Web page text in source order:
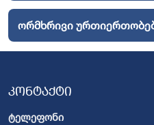
ორმხრივი
კონტაქტი
ტელეფონი